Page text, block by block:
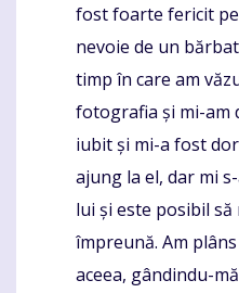
fost foarte fericit
nevoie de un
timp în care am
fotografia și mi-am
iubit și mi-a fost
ajung la el, dar mi
lui și este posibil
împreună. Am
aceea, gândindu-